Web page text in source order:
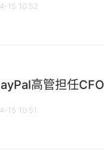
15 10:52
高管担任
15 10:51